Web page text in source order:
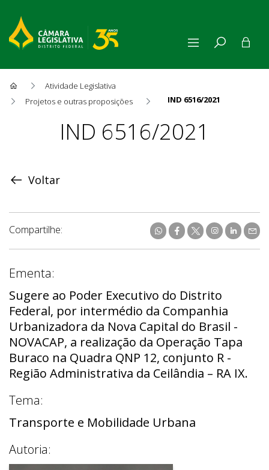
Atividade Legislativa
Projetos e outras proposições
IND 6516/2021
ProposiçãoIND 6516/2021
Voltar
Compartilhe:
Ementa:
Sugere ao Poder Executivo do Distrito
Federal, por intermédio da Companhia
Urbanizadora da Nova Capital do Brasil -
NOVACAP, a realização da Operação Tapa
Buraco na Quadra QNP 12, conjunto R -
Região Administrativa da Ceilândia – RA IX.
Tema:
Transporte e Mobilidade Urbana
Autoria: